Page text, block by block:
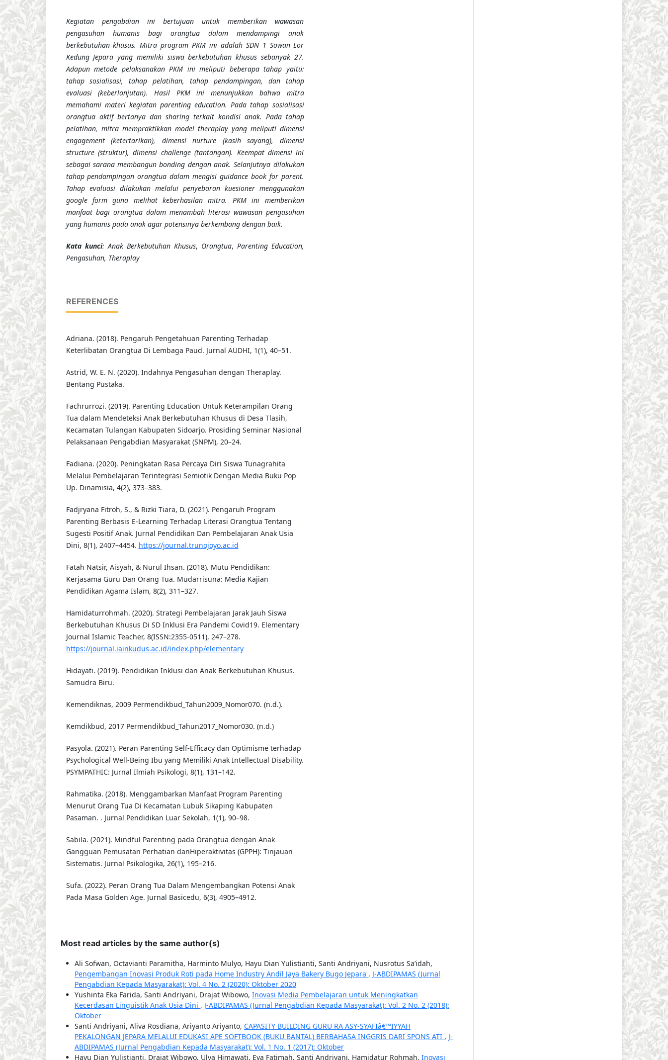
Kegiatan pengabdian ini bertujuan untuk memberikan wawasan
pengasuhan humanis bagi orangtua dalam mendampingi anak
berkebutuhan khusus. Mitra program PKM ini adalah SDN 1 Sowan Lor
Kedung Jepara yang memiliki siswa berkebutuhan khusus sebanyak 27.
Adapun metode pelaksanakan PKM ini meliputi beberapa tahap yaitu:
tahap sosialisasi, tahap pelatihan, tahap pendampingan, dan tahap
evaluasi (keberlanjutan). Hasil PKM ini menunjukkan bahwa mitra
memahami materi kegiatan parenting education. Pada tahap sosialisasi
orangtua aktif bertanya dan sharing terkait kondisi anak. Pada tahap
pelatihan, mitra mempraktikkan model theraplay yang meliputi dimensi
engagement (ketertarikan), dimensi nurture (kasih sayang), dimensi
structure (struktur), dimensi challenge (tantangan). Keempat dimensi ini
sebagai sarana membangun bonding dengan anak. Selanjutnya dilakukan
tahap pendampingan orangtua dalam mengisi guidance book for parent.
Tahap evaluasi dilakukan melalui penyebaran kuesioner menggunakan
google form guna melihat keberhasilan mitra. PKM ini memberikan
manfaat bagi orangtua dalam menambah literasi wawasan pengasuhan
yang humanis pada anak agar potensinya berkembang dengan baik.
Kata kunci: Anak Berkebutuhan Khusus, Orangtua, Parenting Education,
Pengasuhan, Theraplay
REFERENCES
Adriana. (2018). Pengaruh Pengetahuan Parenting Terhadap
Keterlibatan Orangtua Di Lembaga Paud. Jurnal AUDHI, 1(1), 40–51.
Astrid, W. E. N. (2020). Indahnya Pengasuhan dengan Theraplay.
Bentang Pustaka.
Fachrurrozi. (2019). Parenting Education Untuk Keterampilan Orang
Tua dalam Mendeteksi Anak Berkebutuhan Khusus di Desa Tlasih,
Kecamatan Tulangan Kabupaten Sidoarjo. Prosiding Seminar Nasional
Pelaksanaan Pengabdian Masyarakat (SNPM), 20–24.
Fadiana. (2020). Peningkatan Rasa Percaya Diri Siswa Tunagrahita
Melalui Pembelajaran Terintegrasi Semiotik Dengan Media Buku Pop
Up. Dinamisia, 4(2), 373–383.
Fadjryana Fitroh, S., & Rizki Tiara, D. (2021). Pengaruh Program
Parenting Berbasis E-Learning Terhadap Literasi Orangtua Tentang
Sugesti Positif Anak. Jurnal Pendidikan Dan Pembelajaran Anak Usia
Dini, 8(1), 2407–4454. https://journal.trunojoyo.ac.id
Fatah Natsir, Aisyah, & Nurul Ihsan. (2018). Mutu Pendidikan:
Kerjasama Guru Dan Orang Tua. Mudarrisuna: Media Kajian
Pendidikan Agama Islam, 8(2), 311–327.
Hamidaturrohmah. (2020). Strategi Pembelajaran Jarak Jauh Siswa
Berkebutuhan Khusus Di SD Inklusi Era Pandemi Covid19. Elementary
Journal Islamic Teacher, 8(ISSN:2355-0511), 247–278.
https://journal.iainkudus.ac.id/index.php/elementary
Hidayati. (2019). Pendidikan Inklusi dan Anak Berkebutuhan Khusus.
Samudra Biru.
Kemendiknas, 2009 Permendikbud_Tahun2009_Nomor070. (n.d.).
Kemdikbud, 2017 Permendikbud_Tahun2017_Nomor030. (n.d.)
Pasyola. (2021). Peran Parenting Self-Efficacy dan Optimisme terhadap
Psychological Well-Being Ibu yang Memiliki Anak Intellectual Disability.
PSYMPATHIC: Jurnal Ilmiah Psikologi, 8(1), 131–142.
Rahmatika. (2018). Menggambarkan Manfaat Program Parenting
Menurut Orang Tua Di Kecamatan Lubuk Sikaping Kabupaten
Pasaman. . Jurnal Pendidikan Luar Sekolah, 1(1), 90–98.
Sabila. (2021). Mindful Parenting pada Orangtua dengan Anak
Gangguan Pemusatan Perhatian danHiperaktivitas (GPPH): Tinjauan
Sistematis. Jurnal Psikologika, 26(1), 195–216.
Sufa. (2022). Peran Orang Tua Dalam Mengembangkan Potensi Anak
Pada Masa Golden Age. Jurnal Basicedu, 6(3), 4905–4912.
Most read articles by the same author(s)
Ali Sofwan, Octavianti Paramitha, Harminto Mulyo, Hayu Dian Yulistianti, Santi Andriyani, Nusrotus Sa’idah,
Pengembangan Inovasi Produk Roti pada Home Industry Andil Jaya Bakery Bugo Jepara , J-ABDIPAMAS (Jurnal
Pengabdian Kepada Masyarakat): Vol. 4 No. 2 (2020): Oktober 2020
Yushinta Eka Farida, Santi Andriyani, Drajat Wibowo, Inovasi Media Pembelajaran untuk Meningkatkan
Kecerdasan Linguistik Anak Usia Dini , J-ABDIPAMAS (Jurnal Pengabdian Kepada Masyarakat): Vol. 2 No. 2 (2018):
Oktober
Santi Andriyani, Aliva Rosdiana, Ariyanto Ariyanto, CAPASITY BUILDING GURU RA ASY-SYAFIâ€™IYYAH
PEKALONGAN JEPARA MELALUI EDUKASI APE SOFTBOOK (BUKU BANTAL) BERBAHASA INGGRIS DARI SPONS ATI , J-
ABDIPAMAS (Jurnal Pengabdian Kepada Masyarakat): Vol. 1 No. 1 (2017): Oktober
Hayu Dian Yulistianti, Drajat Wibowo, Ulya Himawati, Eva Fatimah, Santi Andriyani, Hamidatur Rohmah, Inovasi